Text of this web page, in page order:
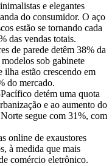
e elegantes
do consumidor. O aço
estão se tornando cada
das vendas totais.
de parede detêm 38% da
sob gabinete
ilha estão crescendo em
do mercado.
detém uma quota
e ao aumento do
segue com 31%, com
online de exaustores
à medida que mais
comércio eletrônico.